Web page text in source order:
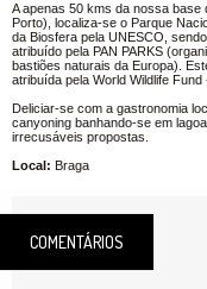
A apenas 50 kms da nossa base
Porto), localiza-se o Parque
da Biosfera pela UNESCO,
atribuído pela PAN PARKS
bastiões naturais da Europa).
atribuída pela World Wildlife Fund
Deliciar-se com a gastronomia
canyoning banhando-se em
irrecusáveis propostas.
Local: Braga
COMENTÁRIOS